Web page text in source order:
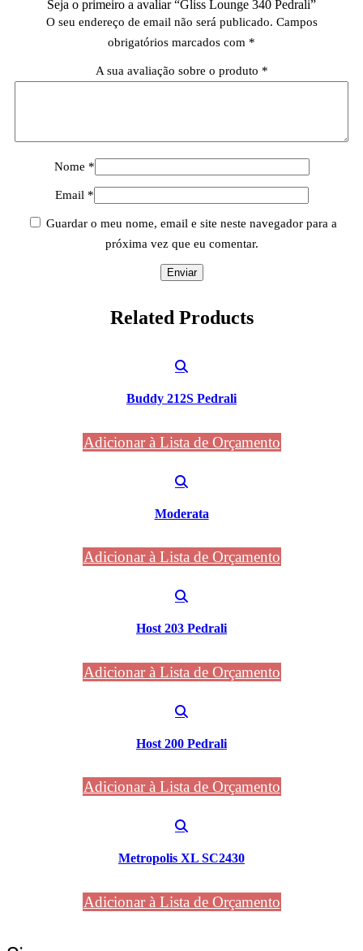
Seja o primeiro a avaliar “Gliss Lounge 340 Pedrali”
O seu endereço de email não será publicado. Campos
obrigatórios marcados com *
A sua avaliação sobre o produto *
Nome *
Email *
Guardar o meu nome, email e site neste navegador para a
próxima vez que eu comentar.
Related Products
Buddy 212S Pedrali
Adicionar à Lista de Orçamento
Moderata
Adicionar à Lista de Orçamento
Host 203 Pedrali
Adicionar à Lista de Orçamento
Host 200 Pedrali
Adicionar à Lista de Orçamento
Metropolis XL SC2430
Adicionar à Lista de Orçamento